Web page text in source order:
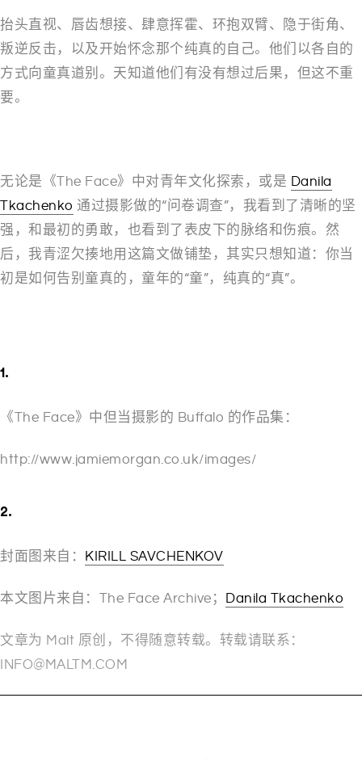
抬头直视、唇齿想接、肆意挥霍、环抱双臂、隐于街角、
叛逆反击，以及开始怀念那个纯真的自己。他们以各自的
方式向童真道别。天知道他们有没有想过后果，但这不重
要。
无论是《The Face》中对青年文化探索，或是 Danila
Tkachenko 通过摄影做的“问卷调查”，我看到了清晰的坚
强，和最初的勇敢，也看到了表皮下的脉络和伤痕。然
后，我青涩欠揍地用这篇文做铺垫，其实只想知道：你当
初是如何告别童真的，童年的“童”，纯真的“真”。
1.
《The Face》中但当摄影的 Buffalo 的作品集：
http://www.jamiemorgan.co.uk/images/
2.
封面图来自： KIRILL SAVCHENKOV
本文图片来自：The Face Archive； Danila Tkachenko
文章为 Malt 原创，不得随意转载。转载请联系：
INFO@MALTM.COM